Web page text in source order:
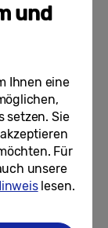
noch neues
Z-Serie
die
in einem
und
Ihnen eine
setzen. Sie
Für
unsere
lesen.